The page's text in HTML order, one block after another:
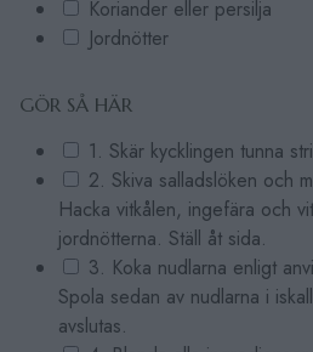
Koriander eller persilja
Jordnötter
GÖR SÅ HÄR
1. Skär kycklingen tunna
2. Skiva salladslöken och
Hacka vitkålen, ingefära och
jordnötterna. Ställ åt sida.
3. Koka nudlarna enligt
Spola sedan av nudlarna i
avslutas.